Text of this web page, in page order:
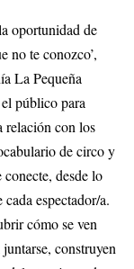
oportunidad de
no te conozco’,
La Pequeña
público para
relación con los
de circo y
desde lo
espectador/a.
cómo se ven
construyen